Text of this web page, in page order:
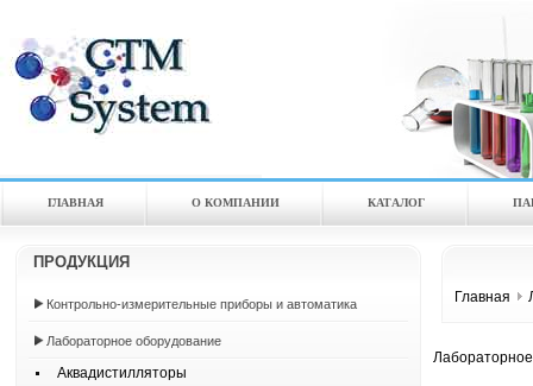
ГЛАВНАЯ О КОМПАНИИ КАТАЛOГ
ПРОДУКЦИЯ
Контрольно-измерительные приборы и автоматика
Лабораторное оборудование
Аквадистилляторы
Главная